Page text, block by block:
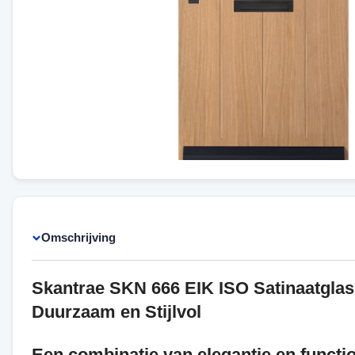
Omschrijving
Skantrae SKN 666 EIK ISO
Duurzaam en Stijlvol